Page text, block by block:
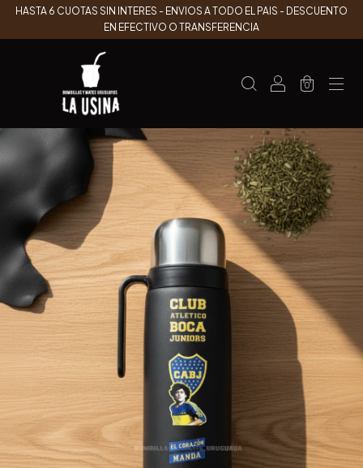
HASTA 6 CUOTAS SIN INTERES - ENVIOS A TODO EL PAIS - DESCUENTO
EN EFECTIVO O TRANSFERENCIA
0